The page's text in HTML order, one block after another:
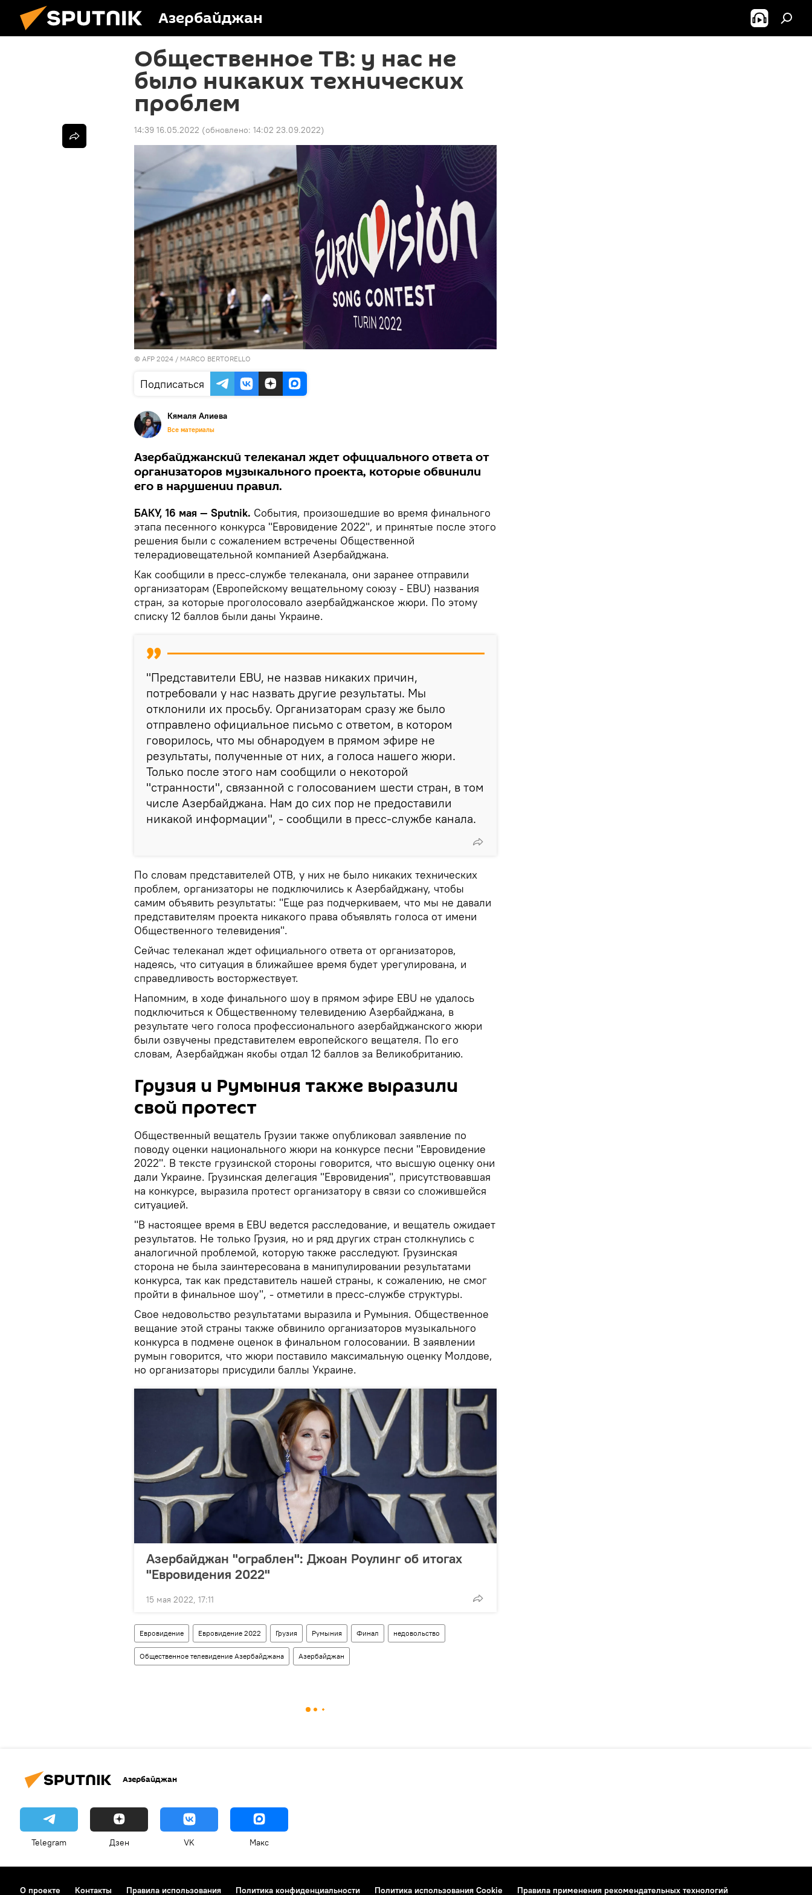
Азербайджан
Общественное ТВ: у нас не
было никаких технических
проблем
14:39 16.05.2022 (обновлено: 14:02 23.09.2022)
© AFP 2024 / MARCO BERTORELLO
Подписаться
Кямаля Алиева
Все материалы
Азербайджанский телеканал ждет официального ответа от
организаторов музыкального проекта, которые обвинили
его в нарушении правил.
БАКУ, 16 мая — Sputnik. События, произошедшие во время финального
этапа песенного конкурса "Евровидение 2022", и принятые после этого
решения были с сожалением встречены Общественной
телерадиовещательной компанией Азербайджана.
Как сообщили в пресс-службе телеканала, они заранее отправили
организаторам (Европейскому вещательному союзу - EBU) названия
стран, за которые проголосовало азербайджанское жюри. По этому
списку 12 баллов были даны Украине.
"Представители EBU, не назвав никаких причин,
потребовали у нас назвать другие результаты. Мы
отклонили их просьбу. Организаторам сразу же было
отправлено официальное письмо с ответом, в котором
говорилось, что мы обнародуем в прямом эфире не
результаты, полученные от них, а голоса нашего жюри.
Только после этого нам сообщили о некоторой
"странности", связанной с голосованием шести стран, в том
числе Азербайджана. Нам до сих пор не предоставили
никакой информации", - сообщили в пресс-службе канала.
По словам представителей ОТВ, у них не было никаких технических
проблем, организаторы не подключились к Азербайджану, чтобы
самим объявить результаты: "Еще раз подчеркиваем, что мы не давали
представителям проекта никакого права объявлять голоса от имени
Общественного телевидения".
Сейчас телеканал ждет официального ответа от организаторов,
надеясь, что ситуация в ближайшее время будет урегулирована, и
справедливость восторжествует.
Напомним, в ходе финального шоу в прямом эфире EBU не удалось
подключиться к Общественному телевидению Азербайджана, в
результате чего голоса профессионального азербайджанского жюри
были озвучены представителем европейского вещателя. По его
словам, Азербайджан якобы отдал 12 баллов за Великобританию.
Грузия и Румыния также выразили
свой протест
Общественный вещатель Грузии также опубликовал заявление по
поводу оценки национального жюри на конкурсе песни "Евровидение
2022". В тексте грузинской стороны говорится, что высшую оценку они
дали Украине. Грузинская делегация "Евровидения", присутствовавшая
на конкурсе, выразила протест организатору в связи со сложившейся
ситуацией.
"В настоящее время в EBU ведется расследование, и вещатель ожидает
результатов. Не только Грузия, но и ряд других стран столкнулись с
аналогичной проблемой, которую также расследуют. Грузинская
сторона не была заинтересована в манипулировании результатами
конкурса, так как представитель нашей страны, к сожалению, не смог
пройти в финальное шоу", - отметили в пресс-службе структуры.
Свое недовольство результатами выразила и Румыния. Общественное
вещание этой страны также обвинило организаторов музыкального
конкурса в подмене оценок в финальном голосовании. В заявлении
румын говорится, что жюри поставило максимальную оценку Молдове,
но организаторы присудили баллы Украине.
Азербайджан "ограблен": Джоан Роулинг об итогах
"Евровидения 2022"
15 мая 2022, 17:11
Евровидение Евровидение 2022 Грузия Румыния Финал недовольство
Общественное телевидение Азербайджана Азербайджан
Азербайджан
Telegram Дзен VK Макс
О проекте Контакты Правила использования Политика конфиденциальности Политика использования Cookie Правила применения рекомендательных технологий